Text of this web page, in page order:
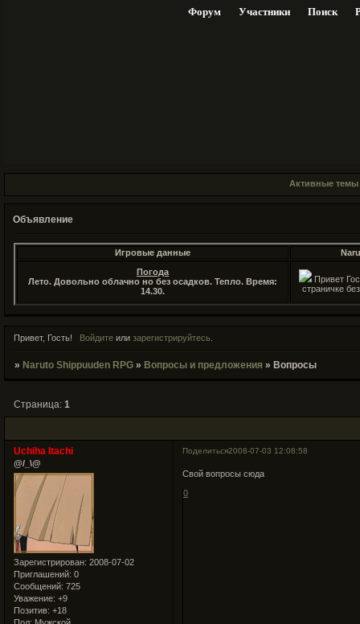
Форум Участники Поиск
Активные темы
Объявление
Игровые данные
Погода
Лето. Довольно облачно но без осадков. Тепло. Время:
14.30.
Привет
страничке
Привет, Гость! Войдитеили зарегистрируйтесь
» Naruto Shippuuden RPG » Вопросы и предложения » Вопросы
Страница:1
Поделиться2008-07-03 12:08:58
Uchiha Itachi
@/_\@
Зарегистрирован: 2008-07-02
Приглашений: 0
Сообщений: 725
Уважение: +9
Позитив: +18
Свой вопросы сюда
0